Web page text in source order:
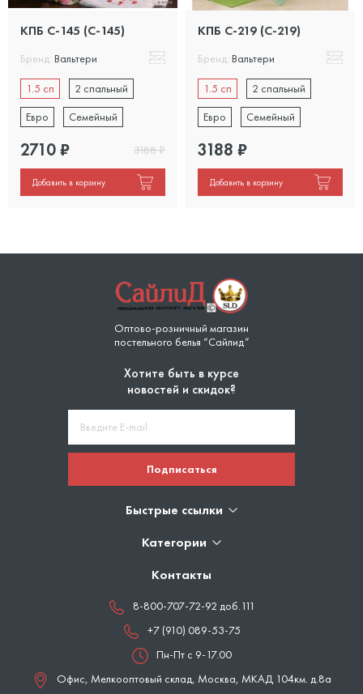
КПБ С-145 (C-145)
Бренд: Вальтери
1.5 сп
2 спальный
Евро
Семейный
2710₽ 3188₽
Добавить в корзину
КПБ С-219 (C-219)
Бренд: Вальтери
1.5 сп
2 спальный
Евро
Семейный
3188 ₽
Добавить в корзину
Оптово-розничный магазин
постельного белья “Сайлид”
Хотите быть в курсе
новостей и скидок?
Подписаться
Быстрые ссылки
Категории
Контакты
8-800-707-72-92 доб.111
+7 (910) 089-53-75
Пн-Пт с 9-17.00
Офис, Мелкооптовый склад, Москва, МКАД 104км. д.8а